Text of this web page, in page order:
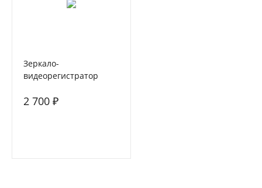
Зеркало-
видеорегистратор
2 700 ₽